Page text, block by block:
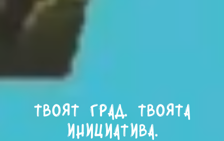
Твоят град. Твоята
инициатива.